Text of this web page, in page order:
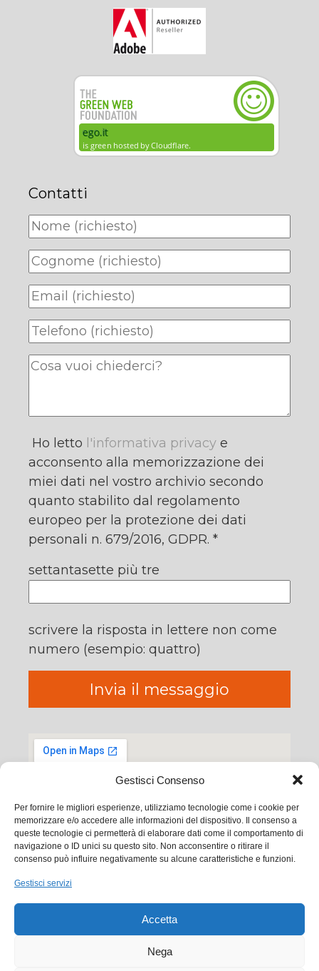
Gestisci Consenso
Per fornire le migliori esperienze, utilizziamo tecnologie come i cookie per
memorizzare e/o accedere alle informazioni del dispositivo. Il consenso a
queste tecnologie ci permetterà di elaborare dati come il comportamento di
navigazione o ID unici su questo sito. Non acconsentire o ritirare il
consenso può influire negativamente su alcune caratteristiche e funzioni.
Gestisci servizi
Accetta
Nega
Contatti
Ho letto l'informativa privacy e
acconsento alla memorizzazione dei
miei dati nel vostro archivio secondo
quanto stabilito dal regolamento
europeo per la protezione dei dati
personali n. 679/2016, GDPR. *
settantasette più tre
scrivere la risposta in lettere non come
numero (esempio: quattro)
Via Francesco Baracca, 88 50127 Firenze
Tel. +39 0556533256